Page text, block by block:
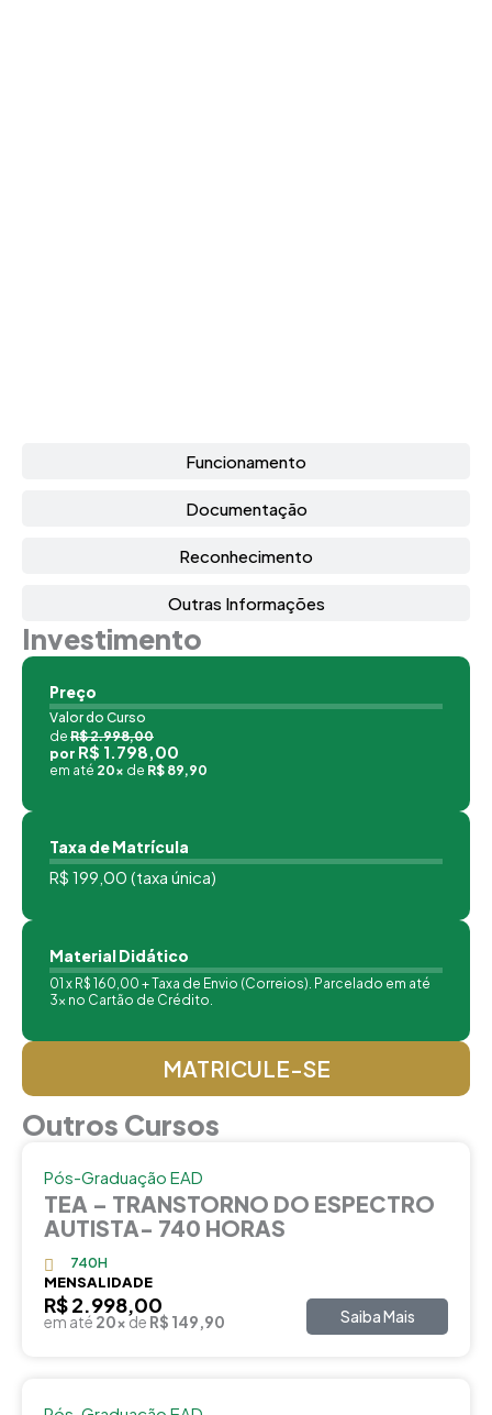
Funcionamento
Documentação
Reconhecimento
Outras Informações
Investimento
Preço
Valor do Curso
de R$ 2.998,00
por R$ 1.798,00
em até 20x de R$ 89,90
Taxa de Matrícula
R$ 199,00 (taxa única)
Material Didático
01 x R$ 160,00 + Taxa de Envio (Correios). Parcelado em até
3x no Cartão de Crédito.
MATRICULE-SE
Outros Cursos
Pós-Graduação EAD
TEA – TRANSTORNO DO ESPECTRO
AUTISTA- 740 HORAS
740H
MENSALIDADE
R$ 2.998,00
em até 20xde R$ 149,90 Saiba Mais